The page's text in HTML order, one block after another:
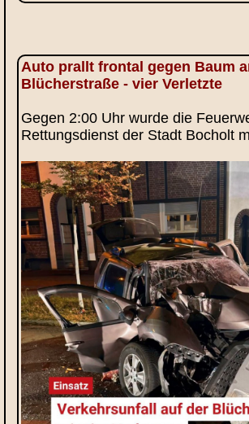
Auto prallt frontal gegen Baum
Blücherstraße - vier Verletzte
Gegen 2:00 Uhr wurde die
Rettungsdienst der Stadt Bocholt